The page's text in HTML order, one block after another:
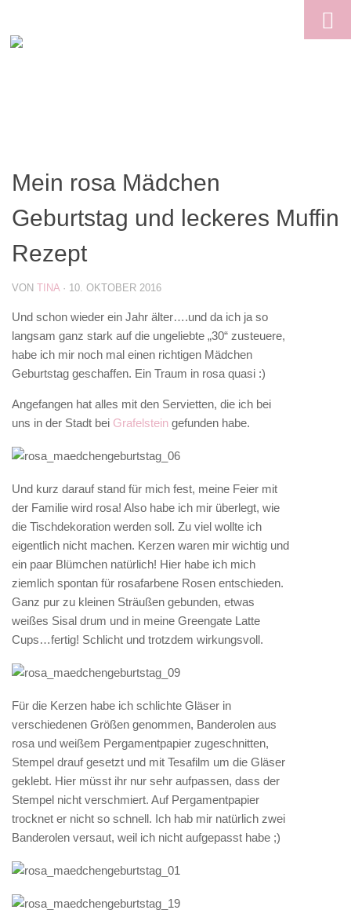
Mein rosa Mädchen
Geburtstag und leckeres Muffin
Rezept
VON TINA · 10. OKTOBER 2016
Und schon wieder ein Jahr älter….und da ich ja so
langsam ganz stark auf die ungeliebte „30“ zusteuere,
habe ich mir noch mal einen richtigen Mädchen
Geburtstag geschaffen. Ein Traum in rosa quasi :)
Angefangen hat alles mit den Servietten, die ich bei
uns in der Stadt bei Grafelstein gefunden habe.
Und kurz darauf stand für mich fest, meine Feier mit
der Familie wird rosa! Also habe ich mir überlegt, wie
die Tischdekoration werden soll. Zu viel wollte ich
eigentlich nicht machen. Kerzen waren mir wichtig und
ein paar Blümchen natürlich! Hier habe ich mich
ziemlich spontan für rosafarbene Rosen entschieden.
Ganz pur zu kleinen Sträußen gebunden, etwas
weißes Sisal drum und in meine Greengate Latte
Cups…fertig! Schlicht und trotzdem wirkungsvoll.
Für die Kerzen habe ich schlichte Gläser in
verschiedenen Größen genommen, Banderolen aus
rosa und weißem Pergamentpapier zugeschnitten,
Stempel drauf gesetzt und mit Tesafilm um die Gläser
geklebt. Hier müsst ihr nur sehr aufpassen, dass der
Stempel nicht verschmiert. Auf Pergamentpapier
trocknet er nicht so schnell. Ich hab mir natürlich zwei
Banderolen versaut, weil ich nicht aufgepasst habe ;)